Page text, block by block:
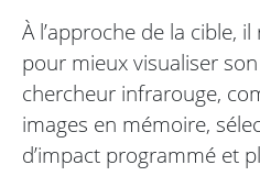
À l’approche de la cible,
pour mieux visualiser
chercheur infrarouge,
images en mémoire,
d’impact programmé et